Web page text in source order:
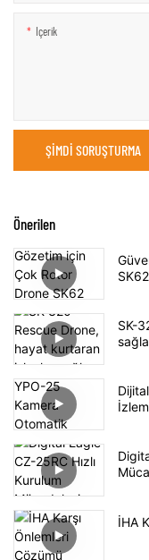
Içerik
ŞIMDI SORUŞTURMA
Önerilen
SK-
İHA